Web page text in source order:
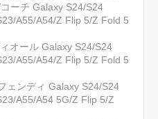
ーチ Galaxy S24/S24
A55/A54/Z Flip 5/Z Fold 5
オール Galaxy S24/S24
A55/A54/Z Flip 5/Z Fold 5
ェンディ Galaxy S24/S24
A55/A54 5G/Z Flip 5/Z